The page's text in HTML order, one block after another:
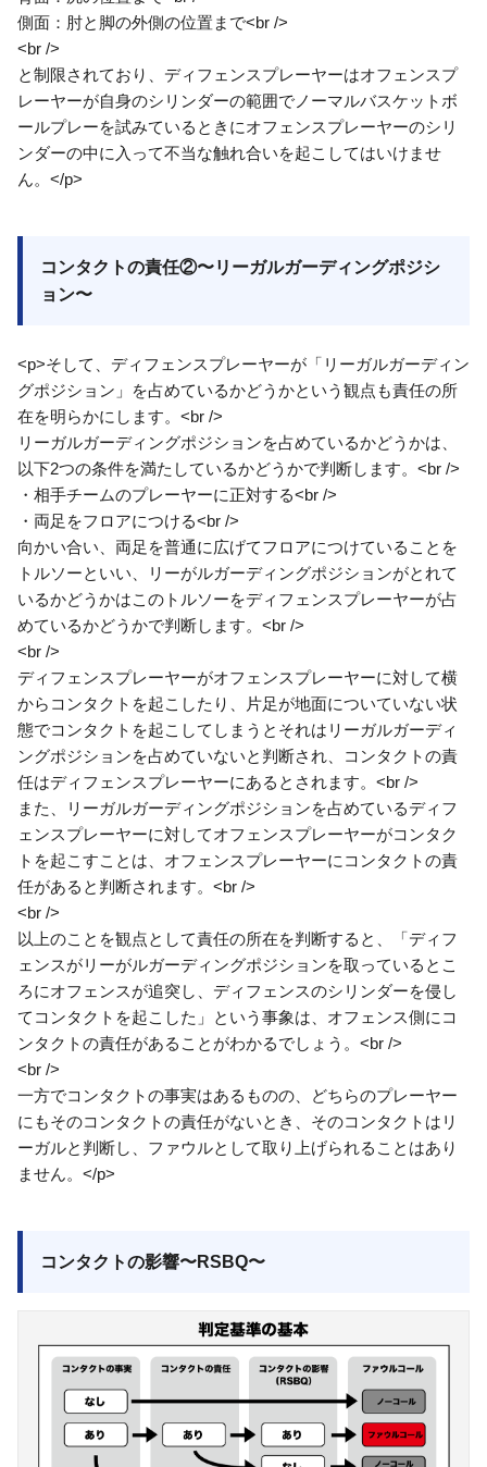
側面：肘と脚の外側の位置まで<br />
<br />
と制限されており、ディフェンスプレーヤーはオフェンスプ
レーヤーが自身のシリンダーの範囲でノーマルバスケットボ
ールプレーを試みているときにオフェンスプレーヤーのシリ
ンダーの中に入って不当な触れ合いを起こしてはいけませ
ん。</p>
コンタクトの責任②〜リーガルガーディングポジシ
ョン〜
<p>そして、ディフェンスプレーヤーが「リーガルガーディン
グポジション」を占めているかどうかという観点も責任の所
在を明らかにします。<br />
リーガルガーディングポジションを占めているかどうかは、
以下2つの条件を満たしているかどうかで判断します。<br />
・相手チームのプレーヤーに正対する<br />
・両足をフロアにつける<br />
向かい合い、両足を普通に広げてフロアにつけていることを
トルソーといい、リーがルガーディングポジションがとれて
いるかどうかはこのトルソーをディフェンスプレーヤーが占
めているかどうかで判断します。<br />
<br />
ディフェンスプレーヤーがオフェンスプレーヤーに対して横
からコンタクトを起こしたり、片足が地面についていない状
態でコンタクトを起こしてしまうとそれはリーガルガーディ
ングポジションを占めていないと判断され、コンタクトの責
任はディフェンスプレーヤーにあるとされます。<br />
また、リーガルガーディングポジションを占めているディフ
ェンスプレーヤーに対してオフェンスプレーヤーがコンタク
トを起こすことは、オフェンスプレーヤーにコンタクトの責
任があると判断されます。<br />
<br />
以上のことを観点として責任の所在を判断すると、「ディフ
ェンスがリーがルガーディングポジションを取っているとこ
ろにオフェンスが追突し、ディフェンスのシリンダーを侵し
てコンタクトを起こした」という事象は、オフェンス側にコ
ンタクトの責任があることがわかるでしょう。<br />
<br />
一方でコンタクトの事実はあるものの、どちらのプレーヤー
にもそのコンタクトの責任がないとき、そのコンタクトはリ
ーガルと判断し、ファウルとして取り上げられることはあり
ません。</p>
コンタクトの影響〜RSBQ〜